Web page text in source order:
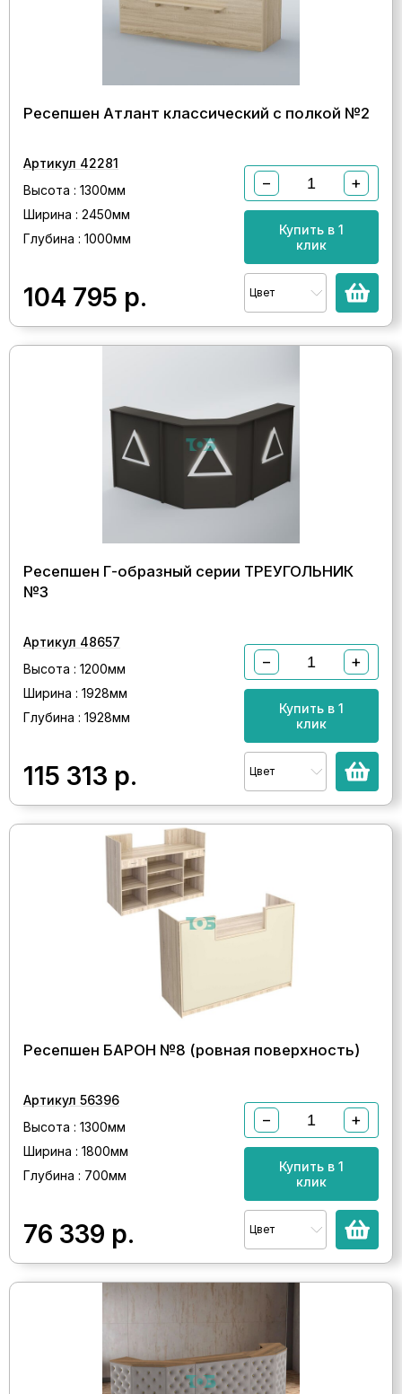
Ресепшен Атлант классический с полкой №2
Артикул 42281
Высота : 1300мм
Ширина : 2450мм
Глубина : 1000мм
104 795 р.
− +
Купить в 1
клик
Цвет
Ресепшен Г-образный серии ТРЕУГОЛЬНИК
№3
Артикул 48657
Высота : 1200мм
Ширина : 1928мм
Глубина : 1928мм
115 313 р.
− +
Купить в 1
клик
Цвет
Ресепшен БАРОН №8 (ровная поверхность)
Артикул 56396
Высота : 1300мм
Ширина : 1800мм
Глубина : 700мм
76 339 р.
− +
Купить в 1
клик
Цвет